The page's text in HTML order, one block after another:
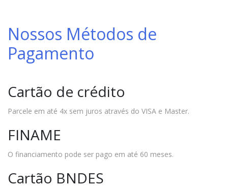
Nossos Métodos de
Pagamento
Cartão de crédito
Parcele em até 4x sem juros através do VISA e Master.
FINAME
O financiamento pode ser pago em até 60 meses.
Cartão BNDES